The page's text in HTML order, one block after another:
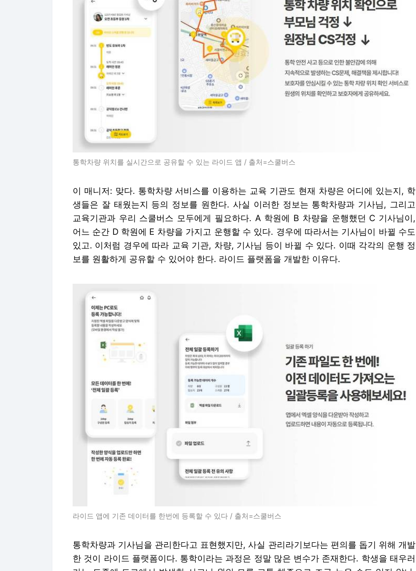
통학차량 위치를 실시간으로 공유할 수 있는 라이드 앱 / 출처=스쿨버스
이 매니저: 맞다. 통학차량 서비스를 이용하는 교육 기관도 현재 차량은 어디에 있는지, 학
생들은 잘 태웠는지 등의 정보를 원한다. 사실 이러한 정보는 통학차량과 기사님, 그리고
교육기관과 우리 스쿨버스 모두에게 필요하다. A 학원에 B 차량을 운행했던 C 기사님이,
어느 순간 D 학원에 E 차량을 가지고 운행할 수 있다. 경우에 따라서는 기사님이 바뀔 수도
있고. 이처럼 경우에 따라 교육 기관, 차량, 기사님 등이 바뀔 수 있다. 이때 각각의 운행 정
보를 원활하게 공유할 수 있어야 한다. 라이드 플랫폼을 개발한 이유다.
라이드 앱에 기존 데이터를 한번에 등록할 수 있다 / 출처=스쿨버스
통학차량과 기사님을 관리한다고 표현했지만, 사실 관리라기보다는 편의를 돕기 위해 개발
한 것이 라이드 플랫폼이다. 통학이라는 과정은 정말 많은 변수가 존재한다. 학생을 태우러